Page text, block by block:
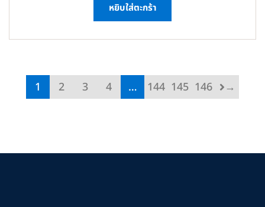
หยิบใส่ตะกร้า
1 2 3 4 … 144 145 146 →